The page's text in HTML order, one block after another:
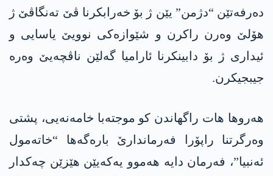
دەرفەتێن “دژمن” یێن ژ بۆ خەرابکرنا ڤێ تەنگاڤێ ژ
ھۆلێ وەرن راکرن و شێوازەکی نوویێ یاسایی و
ئیداری ژ بۆ دابینکرنا ئارامیا گەلێن ناڤچەیێ وەرە
جیبجیکرن.
ھەروھا ھات راگھاندن کو موجتەبا خامەنەیی، پشتی
وەرگرتنا راپۆرا فەرماندارێ بارەگەھا “خاتەمول
ئەنبیا”، فەرمان دایە ھەموو یەکەیێن ھێزێن چەکدار